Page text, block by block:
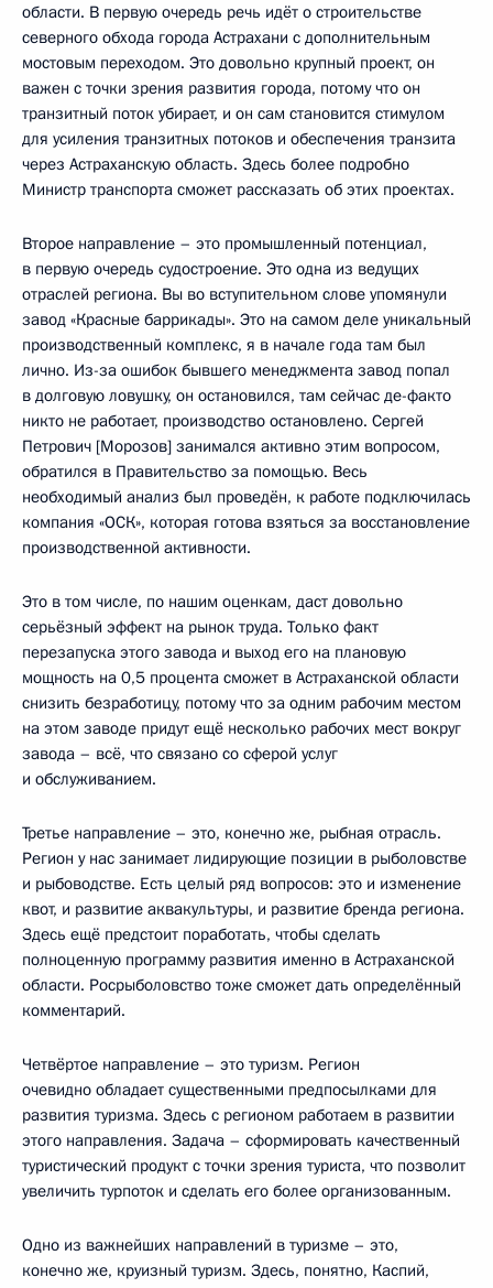
области. В первую очередь речь идёт о строительстве
северного обхода города Астрахани с дополнительным
мостовым переходом. Это довольно крупный проект, он
важен с точки зрения развития города, потому что он
транзитный поток убирает, и он сам становится стимулом
для усиления транзитных потоков и обеспечения транзита
через Астраханскую область. Здесь более подробно
Министр транспорта сможет рассказать об этих проектах.
Второе направление – это промышленный потенциал,
в первую очередь судостроение. Это одна из ведущих
отраслей региона. Вы во вступительном слове упомянули
завод «Красные баррикады». Это на самом деле уникальный
производственный комплекс, я в начале года там был
лично. Из-за ошибок бывшего менеджмента завод попал
в долговую ловушку, он остановился, там сейчас де-факто
никто не работает, производство остановлено. Сергей
Петрович [Морозов] занимался активно этим вопросом,
обратился в Правительство за помощью. Весь
необходимый анализ был проведён, к работе подключилась
компания «ОСК», которая готова взяться за восстановление
производственной активности.
Это в том числе, по нашим оценкам, даст довольно
серьёзный эффект на рынок труда. Только факт
перезапуска этого завода и выход его на плановую
мощность на 0,5 процента сможет в Астраханской области
снизить безработицу, потому что за одним рабочим местом
на этом заводе придут ещё несколько рабочих мест вокруг
завода – всё, что связано со сферой услуг
и обслуживанием.
Третье направление – это, конечно же, рыбная отрасль.
Регион у нас занимает лидирующие позиции в рыболовстве
и рыбоводстве. Есть целый ряд вопросов: это и изменение
квот, и развитие аквакультуры, и развитие бренда региона.
Здесь ещё предстоит поработать, чтобы сделать
полноценную программу развития именно в Астраханской
области. Росрыболовство тоже сможет дать определённый
комментарий.
Четвёртое направление – это туризм. Регион
очевидно обладает существенными предпосылками для
развития туризма. Здесь с регионом работаем в развитии
этого направления. Задача – сформировать качественный
туристический продукт с точки зрения туриста, что позволит
увеличить турпоток и сделать его более организованным.
Одно из важнейших направлений в туризме – это,
конечно же, круизный туризм. Здесь, понятно, Каспий,